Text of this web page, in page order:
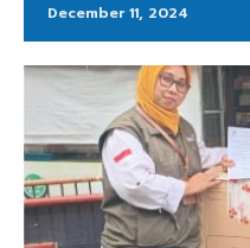
December 11, 2024